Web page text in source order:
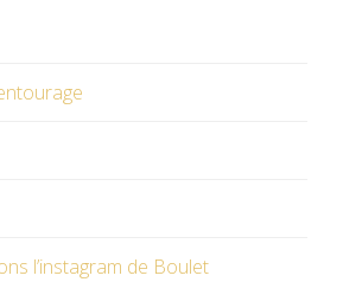
l’instagram de Boulet